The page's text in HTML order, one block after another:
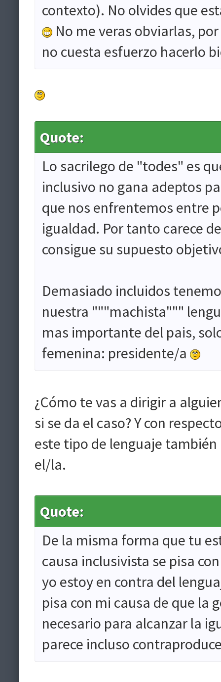
contexto). No olvides que
No me veras obviarlas,
no cuesta esfuerzo hacerlo
Quote:
Lo sacrilego de "todes" es
inclusivo no gana adeptos
que nos enfrentemos entre
igualdad. Por tanto carece
consigue su supuesto
Demasiado incluidos
nuestra """machista"""
mas importante del pais,
femenina: presidente/a
¿Cómo te vas a dirigir a
si se da el caso? Y con
este tipo de lenguaje
el/la.
Quote:
De la misma forma que tu
causa inclusivista se pisa
yo estoy en contra del
pisa con mi causa de que la
necesario para alcanzar la
parece incluso